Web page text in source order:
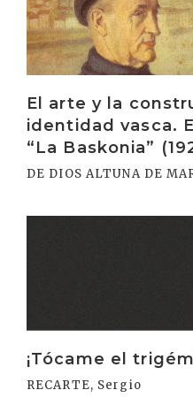
El arte y la
identidad vasca.
“La Baskonia”
DE DIOS ALTUNA DE
¡Tócame el
RECARTE, Sergio